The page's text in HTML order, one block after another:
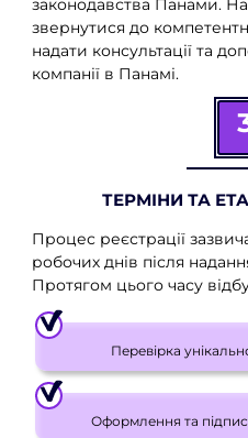
законодавства Панами.
звернутися до
надати консультації та
компанії в Панамі.
ТЕРМІНИ ТА
Процес реєстрації
робочих днів після
Протягом цього часу
Перевірка
Оформлення та